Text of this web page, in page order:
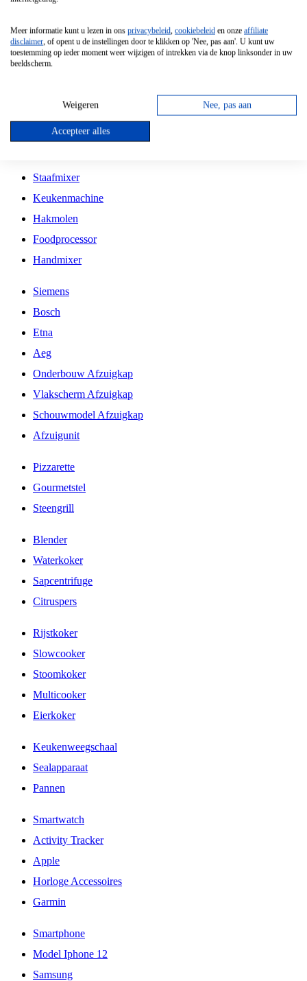
Vrijstaande Magnetron
Vrijstaande Kookplaat
Inbouw Gaskookplaat
Inbouw Keramische Kookplaat
Kookplaat Accessoires
Staafmixer
Keukenmachine
Hakmolen
Foodprocessor
Handmixer
Siemens
Bosch
Etna
Aeg
Onderbouw Afzuigkap
Vlakscherm Afzuigkap
Schouwmodel Afzuigkap
Afzuigunit
Pizzarette
Gourmetstel
Steengrill
Blender
Waterkoker
Sapcentrifuge
Citruspers
Rijstkoker
Slowcooker
Stoomkoker
Multicooker
Eierkoker
Keukenweegschaal
Sealapparaat
Pannen
Smartwatch
Activity Tracker
Apple
Horloge Accessoires
Garmin
Smartphone
Model Iphone 12
Samsung
Meer informatie kunt u lezen in ons privacybeleid, cookiebeleid en onze affiliate
disclaimer, of opent u de instellingen door te klikken op 'Nee, pas aan'. U kunt uw
toestemming op ieder moment weer wijzigen of intrekken via de knop linksonder in uw
beeldscherm.
Weigeren Nee, pas aan
Accepteer alles